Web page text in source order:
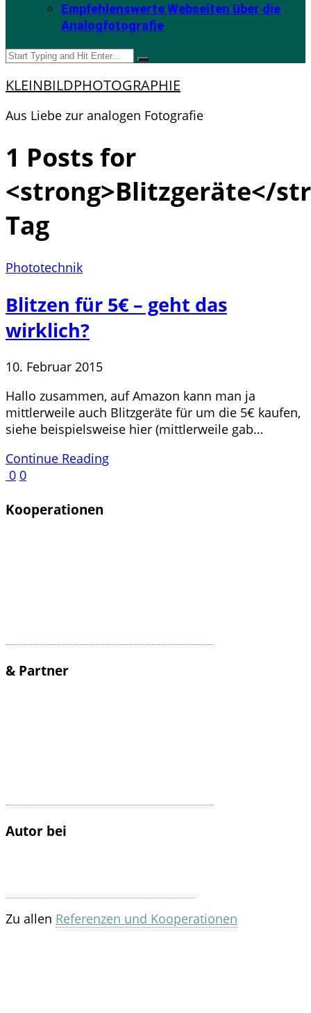
Empfehlenswerte Webseiten über die
Analogfotografie
KLEINBILDPHOTOGRAPHIE
Aus Liebe zur analogen Fotografie
1 Posts for
<strong>Blitzgeräte</
Tag
Phototechnik
Blitzen für 5€ – geht das
wirklich?
10. Februar 2015
Hallo zusammen, auf Amazon kann man ja
mittlerweile auch Blitzgeräte für um die 5€ kaufen,
siehe beispielsweise hier (mittlerweile gab…
Continue Reading
0 0
Kooperationen
& Partner
Autor bei
Zu allen Referenzen und Kooperationen